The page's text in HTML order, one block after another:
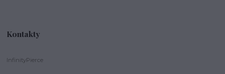
Kontakty
InfinityPierce